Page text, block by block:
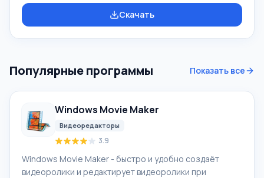
просмотренных страниц, и дает возможность
просматривать эти страницы в offline режиме.
Приложение CoolProxy дает возможность ограничить
Скачать
Популярные программы Показать все
Windows Movie Maker
Видеоредакторы
3.9
Windows Movie Maker - быстро и удобно создаёт
видеоролики и редактирует видеоролики при